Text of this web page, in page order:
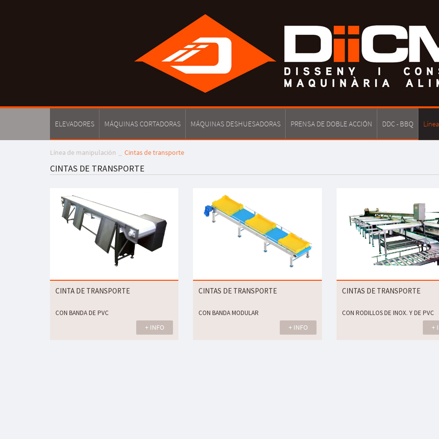
ELEVADORES MÁQUINAS CORTADORAS MÁQUINAS DESHUESADORAS PRENSA DE DOBLE ACCIÓN DDC - BBQ
Línea de manipulación Cintas de transporte
CINTAS DE TRANSPORTE
CINTA DE TRANSPORTE
CON BANDA DE PVC
+ INFO
CINTAS DE TRANSPORTE
CON BANDA MODULAR
+ INFO
CINTAS DE TRANSPORTE
CON RODILLOS DE INOX. Y DE PVC
+